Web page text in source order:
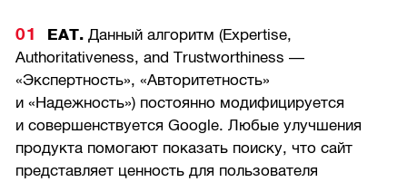
EAT.Данный алгоритм (Expertise,
Authoritativeness, and Trustworthiness —
«Экспертность», «Авторитетность»
и «Надежность») постоянно модифицируется
и совершенствуется Google. Любые улучшения
продукта помогают показать поиску, что сайт
представляет ценность для пользователя